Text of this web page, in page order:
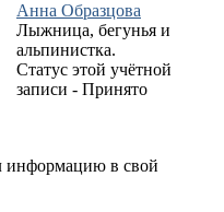
Анна Образцова
Лыжница, бегунья и
альпинистка.
Статус этой учётной
записи - Принято
информацию в свой